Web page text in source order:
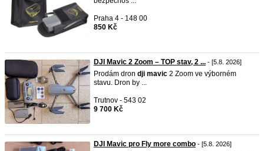
Praha 4 - 148 00
850 Kč
DJI Mavic 2 Zoom – TOP stav, 2 ... - [5.8. 2026]
Prodám dron dji mavic 2 Zoom ve výborném
stavu. Dron by ...
Trutnov - 543 02
9 700 Kč
DJI Mavic pro Fly more combo - [5.8. 2026]